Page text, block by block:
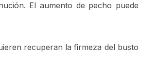
El aumento de pecho puede
recuperan la firmeza del busto